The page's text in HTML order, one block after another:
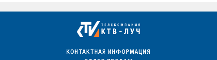
КОНТАКТНАЯ ИНФОРМАЦИЯ